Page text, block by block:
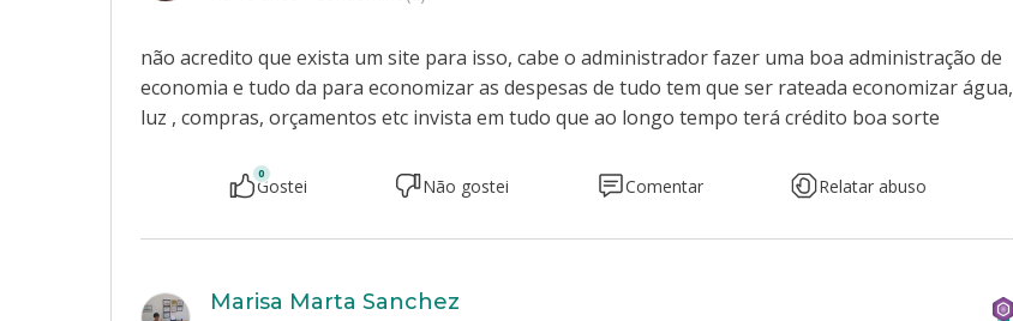
não acredito que exista um site para isso, cabe o administrador fazer uma boa administração de
economia e tudo da para economizar as despesas de tudo tem que ser rateada economizar água,
luz , compras, orçamentos etc invista em tudo que ao longo tempo terá crédito boa sorte
0
Gostei Não gostei Comentar Relatar abuso
Marisa Marta Sanchez